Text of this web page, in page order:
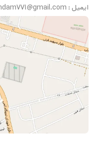
ایمیل : arasheghdam771@gmail.com